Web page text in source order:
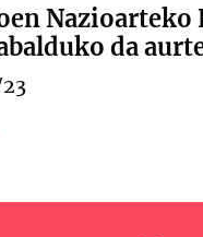
Nazioarteko
da